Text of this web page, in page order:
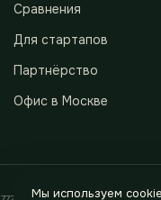
Сравнения
Для стартапов
Партнёрство
Офис в Москве
Мы используем